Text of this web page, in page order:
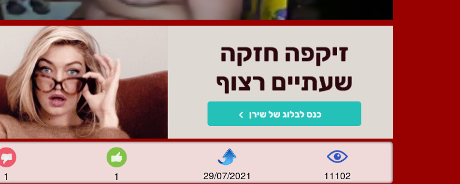
1 1 29/07/2021 11102